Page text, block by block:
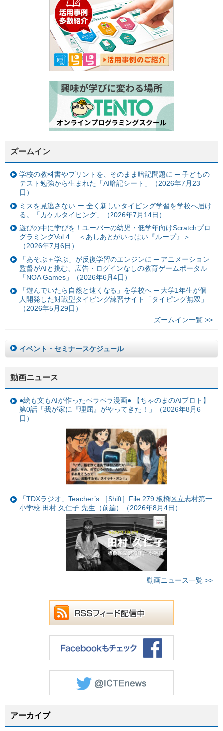
ズームイン
学校の教科書やプリントを、そのまま暗記問題に ─ 子どもの
テスト勉強から生まれた「AI暗記シート」（2026年7月23
日）
ミスを見逃さない ー 全く新しいタイピング学習を学校へ届け
る。「カケルタイピング」（2026年7月14日）
遊びの中に学びを！ユーバーの幼児・低学年向けScratchプロ
グラミングVol.4 ＜あしあとがいっぱい『ループ』＞
（2026年7月6日）
「あそぶ＋学ぶ」が反復学習のエンジンに ─ アニメーション
監督がAIと挑む、広告・ログインなしの教育ゲームポータル
「NOA Games」（2026年6月4日）
「遊んでいたら自然と速くなる」を学校へ ─ 大学1年生が個
人開発した対戦型タイピング練習サイト「タイピング無双」
（2026年5月29日）
ズームイン一覧 >>
イベント・セミナースケジュール
動画ニュース
●絵も文もAIが作ったペラペラ漫画● 【ちゃのまのAIプロト】
第0話「我が家に『理屈』がやってきた！」（2026年8月6
日）
「TDXラジオ」Teacher’s ［Shift］File.279 板橋区立志村第一
小学校 田村 久仁子 先生（前編）（2026年8月4日）
動画ニュース一覧 >>
アーカイブ